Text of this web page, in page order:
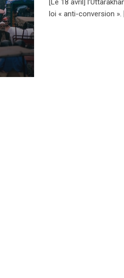
[Le 18 avril]
loi « anti-conversion ».